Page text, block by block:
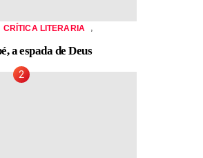
CRÍTICA LITERARIA ,
a espada de Deus